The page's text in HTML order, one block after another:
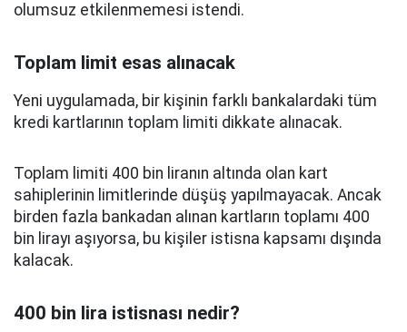
olumsuz etkilenmemesi istendi.
Toplam limit esas alınacak
Yeni uygulamada, bir kişinin farklı bankalardaki tüm
kredi kartlarının toplam limiti dikkate alınacak.
Toplam limiti 400 bin liranın altında olan kart
sahiplerinin limitlerinde düşüş yapılmayacak. Ancak
birden fazla bankadan alınan kartların toplamı 400
bin lirayı aşıyorsa, bu kişiler istisna kapsamı dışında
kalacak.
400 bin lira istisnası nedir?